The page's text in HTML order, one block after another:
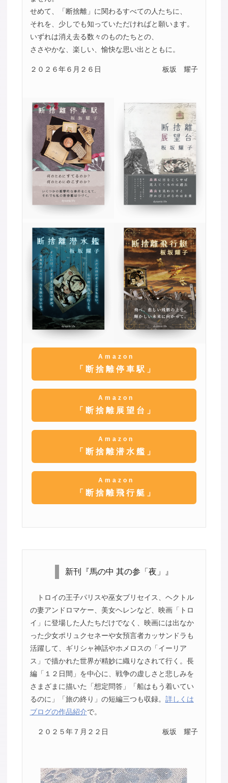
せめて、「断捨離」に関わるすべての人たちに、
それを、少しでも知っていただければと願います。
いずれは消え去る数々のものたちとの、
ささやかな、楽しい、愉快な思い出とともに。
２０２６年６月２６日 板坂 耀子
Amazon
「断捨離停車駅」
Amazon
「断捨離展望台」
Amazon
「断捨離潜水艦」
Amazon
「断捨離飛行艇」
新刊『馬の中 其の参「夜」』
トロイの王子パリスや巫女ブリセイス、ヘクトル
の妻アンドロマケー、美女ヘレンなど、映画「トロ
イ」に登場した人たちだけでなく、映画には出なか
った少女ポリュクセネーや女預言者カッサンドラも
活躍して、ギリシャ神話やホメロスの「イーリア
ス」で描かれた世界が精妙に織りなされて行く。長
編「１２日間」を中心に、戦争の虚しさと悲しみを
さまざまに描いた「想定問答」「船はもう着いてい
るのに」「旅の終り」の短編三つも収録。 詳しくは
ブログの作品紹介で。
２０２５年７月２２日 板坂 耀子